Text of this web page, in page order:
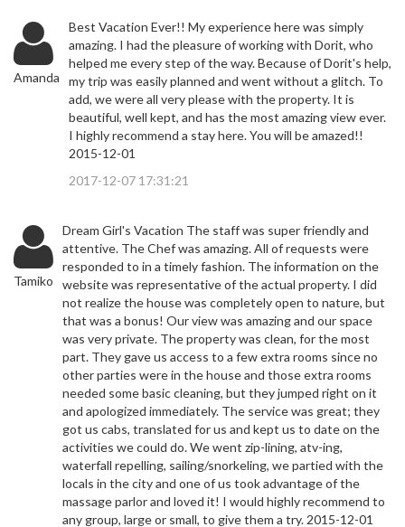
Amanda
Best Vacation Ever!! My experience here was simply
amazing. I had the pleasure of working with Dorit, who
helped me every step of the way. Because of Dorit's help,
my trip was easily planned and went without a glitch. To
add, we were all very please with the property. It is
beautiful, well kept, and has the most amazing view ever.
I highly recommend a stay here. You will be amazed!!
2015-12-01
2017-12-07 17:31:21
Tamiko
Dream Girl's Vacation The staff was super friendly and
attentive. The Chef was amazing. All of requests were
responded to in a timely fashion. The information on the
website was representative of the actual property. I did
not realize the house was completely open to nature, but
that was a bonus! Our view was amazing and our space
was very private. The property was clean, for the most
part. They gave us access to a few extra rooms since no
other parties were in the house and those extra rooms
needed some basic cleaning, but they jumped right on it
and apologized immediately. The service was great; they
got us cabs, translated for us and kept us to date on the
activities we could do. We went zip-lining, atv-ing,
waterfall repelling, sailing/snorkeling, we partied with the
locals in the city and one of us took advantage of the
massage parlor and loved it! I would highly recommend to
any group, large or small, to give them a try. 2015-12-01